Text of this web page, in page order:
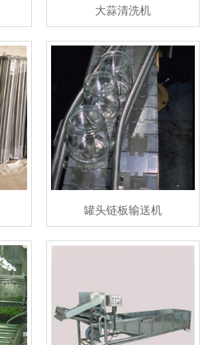
大蒜清洗机
罐头链板输送机